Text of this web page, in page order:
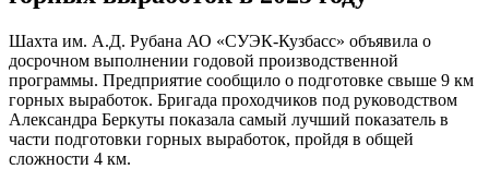
Шахта им. А.Д. Рубана АО «СУЭК-Кузбасс» объявила о
досрочном выполнении годовой производственной
программы. Предприятие сообщило о подготовке свыше 9 км
горных выработок. Бригада проходчиков под руководством
Александра Беркуты показала самый лучший показатель в
части подготовки горных выработок, пройдя в общей
сложности 4 км.